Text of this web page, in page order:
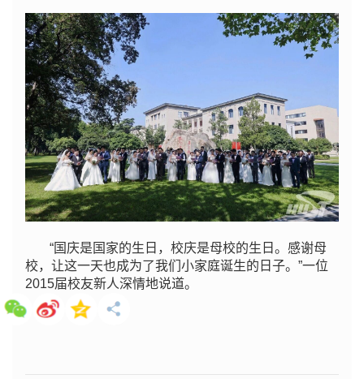
“国庆是国家的生日，校庆是母校的生日。感谢母
校，让这一天也成为了我们小家庭诞生的日子。”一位
2015届校友新人深情地说道。